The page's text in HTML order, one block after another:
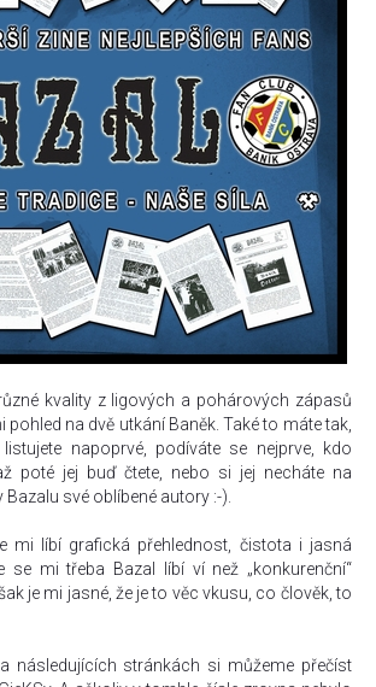
kvality z ligových a pohárových zápasů
pohled na dvě utkání Baněk. Také to máte tak,
napoprvé, podíváte se nejprve, kdo
poté jej buď čtete, nebo si jej necháte na
své oblíbené autory :-).
mi líbí grafická přehlednost, čistota i jasná
se mi třeba Bazal líbí ví než „konkurenční“
je mi jasné, že je to věc vkusu, co člověk, to
následujících stránkách si můžeme přečíst